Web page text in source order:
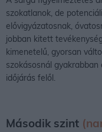
szokatlanok, de
elővigyázatosnak,
jobban kitett
kimenetelű, gyorsan
szokásosnál
időjárás felől.
Második szint